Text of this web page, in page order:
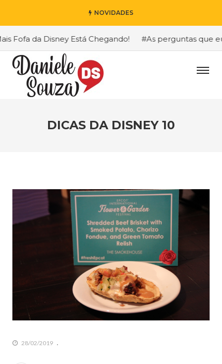
NOVIDADES
da Disney Está Chegando! #As perguntas que eu
DICAS DA DISNEY 10
28/02/2019